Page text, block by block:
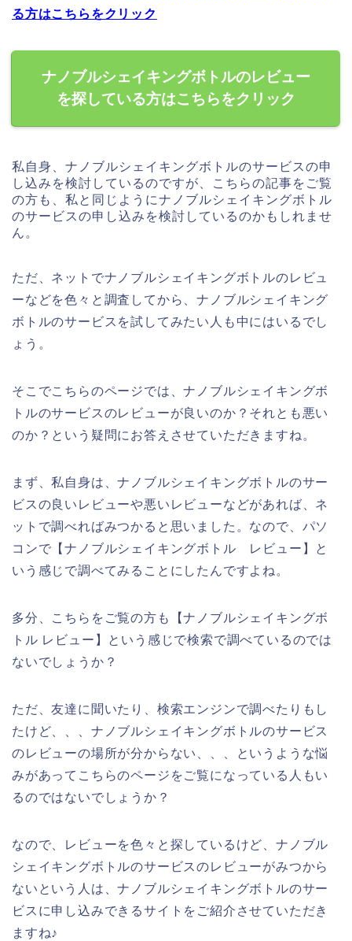
る方はこちらをクリック
ナノブルシェイキングボトルのレビュー
を探している方はこちらをクリック
私自身、ナノブルシェイキングボトルのサービスの申
し込みを検討しているのですが、こちらの記事をご覧
の方も、私と同じようにナノブルシェイキングボトル
のサービスの申し込みを検討しているのかもしれませ
ん。
ただ、ネットでナノブルシェイキングボトルのレビュ
ーなどを色々と調査してから、ナノブルシェイキング
ボトルのサービスを試してみたい人も中にはいるでし
ょう。
そこでこちらのページでは、ナノブルシェイキングボ
トルのサービスのレビューが良いのか？それとも悪い
のか？という疑問にお答えさせていただきますね。
まず、私自身は、ナノブルシェイキングボトルのサー
ビスの良いレビューや悪いレビューなどがあれば、ネ
ットで調べればみつかると思いました。なので、パソ
コンで【ナノブルシェイキングボトル レビュー】と
いう感じで調べてみることにしたんですよね。
多分、こちらをご覧の方も【ナノブルシェイキングボ
トル レビュー】という感じで検索で調べているのでは
ないでしょうか？
ただ、友達に聞いたり、検索エンジンで調べたりもし
たけど、、、ナノブルシェイキングボトルのサービス
のレビューの場所が分からない、、、というような悩
みがあってこちらのページをご覧になっている人もい
るのではないでしょうか？
なので、レビューを色々と探しているけど、ナノブル
シェイキングボトルのサービスのレビューがみつから
ないという人は、ナノブルシェイキングボトルのサー
ビスに申し込みできるサイトをご紹介させていただき
ますね♪